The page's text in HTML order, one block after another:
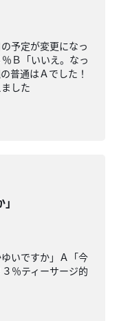
予定が変更になっ
Ｂ「いいえ。なっ
普通はＡでした！
した
いですか」Ａ「今
％ティーサージ的